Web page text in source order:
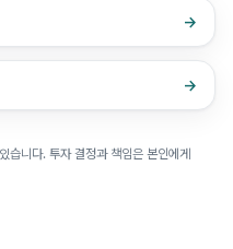
→
→
습니다. 투자 결정과 책임은 본인에게